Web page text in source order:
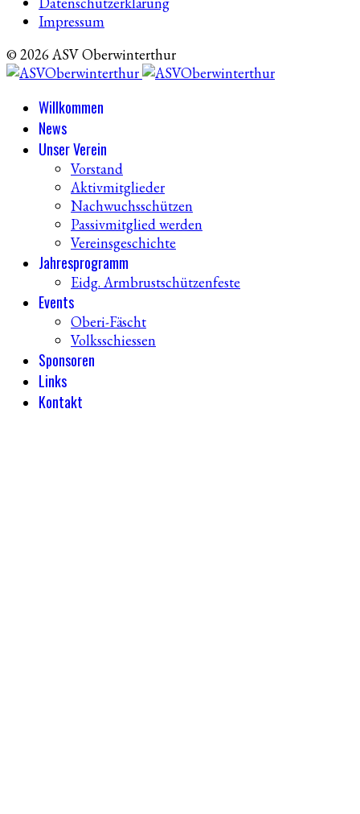
Impressum
© 2026 ASV Oberwinterthur
Willkommen
News
Unser Verein
Vorstand
Aktivmitglieder
Nachwuchsschützen
Passivmitglied werden
Vereinsgeschichte
Jahresprogramm
Eidg. Armbrustschützenfeste
Events
Oberi-Fäscht
Volksschiessen
Sponsoren
Links
Kontakt